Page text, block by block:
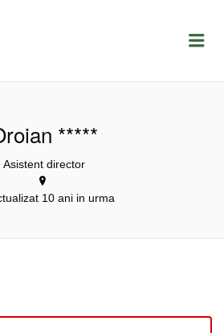
*****
Asistent director
10 ani in urma